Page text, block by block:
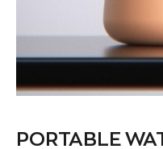
PORTABLE